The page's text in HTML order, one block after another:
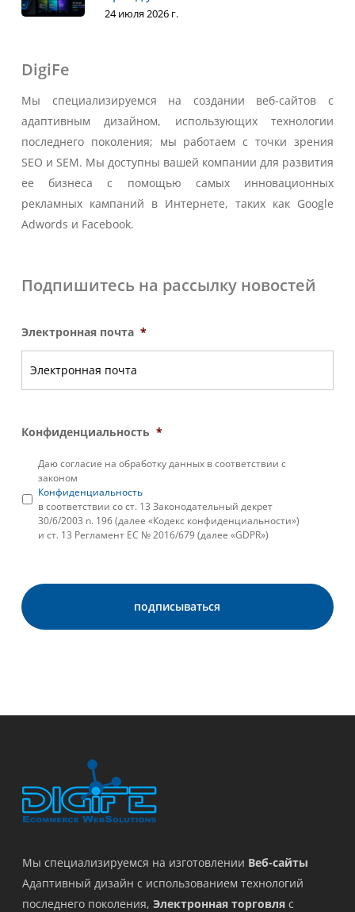
24 июля 2026 г.
DigiFe
Мы специализируемся на создании веб-сайтов с
адаптивным дизайном, использующих технологии
последнего поколения; мы работаем с точки зрения
SEO и SEM. Мы доступны вашей компании для развития
ее бизнеса с помощью самых инновационных
рекламных кампаний в Интернете, таких как Google
Adwords и Facebook.
Подпишитесь на рассылку новостей
Электронная почта *
Конфиденциальность *
Даю согласие на обработку данных в соответствии с
законом
Конфиденциальность
в соответствии со ст. 13 Законодательный декрет
30/6/2003 n. 196 (далее «Кодекс конфиденциальности»)
и ст. 13 Регламент ЕС № 2016/679 (далее «GDPR»)
Мы специализируемся на изготовлении Веб-сайты
Адаптивный дизайн с использованием технологий
последнего поколения, Электронная торговля с